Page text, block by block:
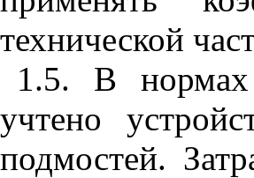
технической
1.5. В
учтено
подмостей.